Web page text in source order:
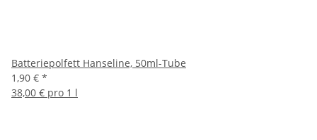
Batteriepolfett Hanseline, 50ml-Tube
1,90 € *
38,00 € pro 1 l